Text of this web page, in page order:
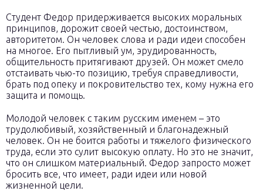
Студент Федор придерживается высоких моральных
принципов, дорожит своей честью, достоинством,
авторитетом. Он человек слова и ради идеи способен
на многое. Его пытливый ум, эрудированность,
общительность притягивают друзей. Он может смело
отстаивать чью-то позицию, требуя справедливости,
брать под опеку и покровительство тех, кому нужна его
защита и помощь.
Молодой человек с таким русским именем – это
трудолюбивый, хозяйственный и благонадежный
человек. Он не боится работы и тяжелого физического
труда, если это сулит высокую оплату. Но это не значит,
что он слишком материальный. Федор запросто может
бросить все, что имеет, ради идеи или новой
жизненной цели.